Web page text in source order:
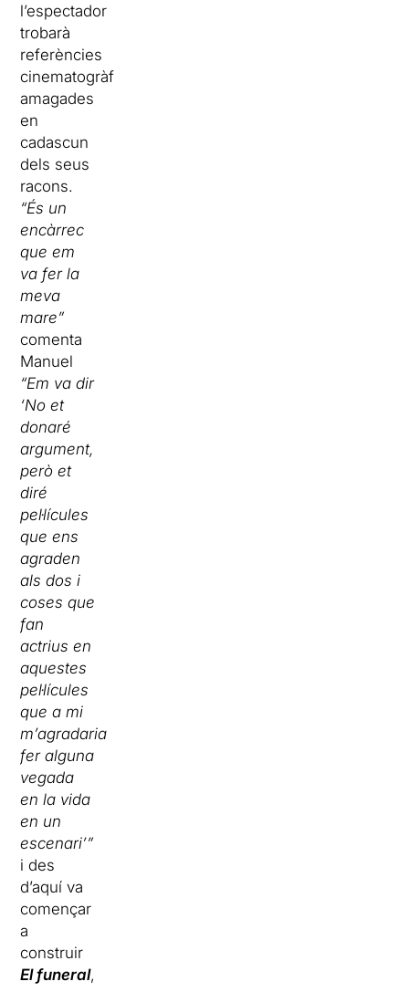
l’espectador
trobarà
referències
cinematogràfiques
amagades
en
cadascun
dels seus
racons.
“És un
encàrrec
que em
va fer la
meva
mare”
comenta
Manuel
“Em va dir
‘No et
donaré
argument,
però et
diré
pel·lícules
que ens
agraden
als dos i
coses que
fan
actrius en
aquestes
pel·lícules
que a mi
m’agradaria
fer alguna
vegada
en la vida
en un
escenari’”
i des
d’aquí va
començar
a
construir
El funeral,